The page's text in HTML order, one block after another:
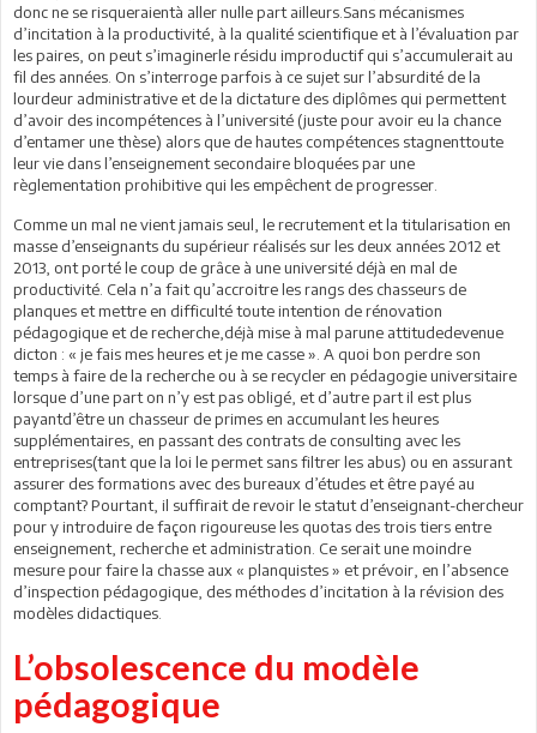
donc ne se risqueraientà aller nulle part ailleurs.Sans mécanismes
d’incitation à la productivité, à la qualité scientifique et à l’évaluation par
les paires, on peut s’imaginerle résidu improductif qui s’accumulerait au
fil des années. On s’interroge parfois à ce sujet sur l’absurdité de la
lourdeur administrative et de la dictature des diplômes qui permettent
d’avoir des incompétences à l’université (juste pour avoir eu la chance
d’entamer une thèse) alors que de hautes compétences stagnenttoute
leur vie dans l’enseignement secondaire bloquées par une
règlementation prohibitive qui les empêchent de progresser.
Comme un mal ne vient jamais seul, le recrutement et la titularisation en
masse d’enseignants du supérieur réalisés sur les deux années 2012 et
2013, ont porté le coup de grâce à une université déjà en mal de
productivité. Cela n’a fait qu’accroitre les rangs des chasseurs de
planques et mettre en difficulté toute intention de rénovation
pédagogique et de recherche,déjà mise à mal parune attitudedevenue
dicton : « je fais mes heures et je me casse ». A quoi bon perdre son
temps à faire de la recherche ou à se recycler en pédagogie universitaire
lorsque d’une part on n’y est pas obligé, et d’autre part il est plus
payantd’être un chasseur de primes en accumulant les heures
supplémentaires, en passant des contrats de consulting avec les
entreprises(tant que la loi le permet sans filtrer les abus) ou en assurant
assurer des formations avec des bureaux d’études et être payé au
comptant? Pourtant, il suffirait de revoir le statut d’enseignant-chercheur
pour y introduire de façon rigoureuse les quotas des trois tiers entre
enseignement, recherche et administration. Ce serait une moindre
mesure pour faire la chasse aux « planquistes » et prévoir, en l’absence
d’inspection pédagogique, des méthodes d’incitation à la révision des
modèles didactiques.
L’obsolescence du modèle
pédagogique